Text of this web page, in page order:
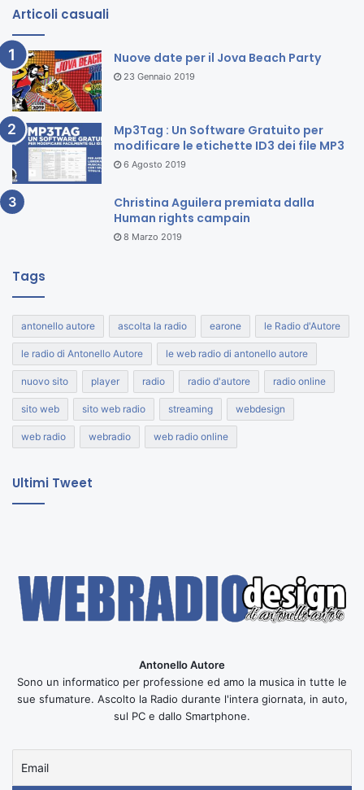
Articoli casuali
Nuove date per il Jova Beach Party
23 Gennaio 2019
Mp3Tag : Un Software Gratuito per
modificare le etichette ID3 dei file MP3
6 Agosto 2019
Christina Aguilera premiata dalla
Human rights campain
8 Marzo 2019
Tags
antonello autore ascolta la radio earone le Radio d'Autore
le radio di Antonello Autore le web radio di antonello autore
nuovo sito player radio radio d'autore radio online
sito web sito web radio streaming webdesign
web radio webradio web radio online
Ultimi Tweet
Antonello Autore
Sono un informatico per professione ed amo la musica in tutte le
sue sfumature. Ascolto la Radio durante l'intera giornata, in auto,
sul PC e dallo Smartphone.